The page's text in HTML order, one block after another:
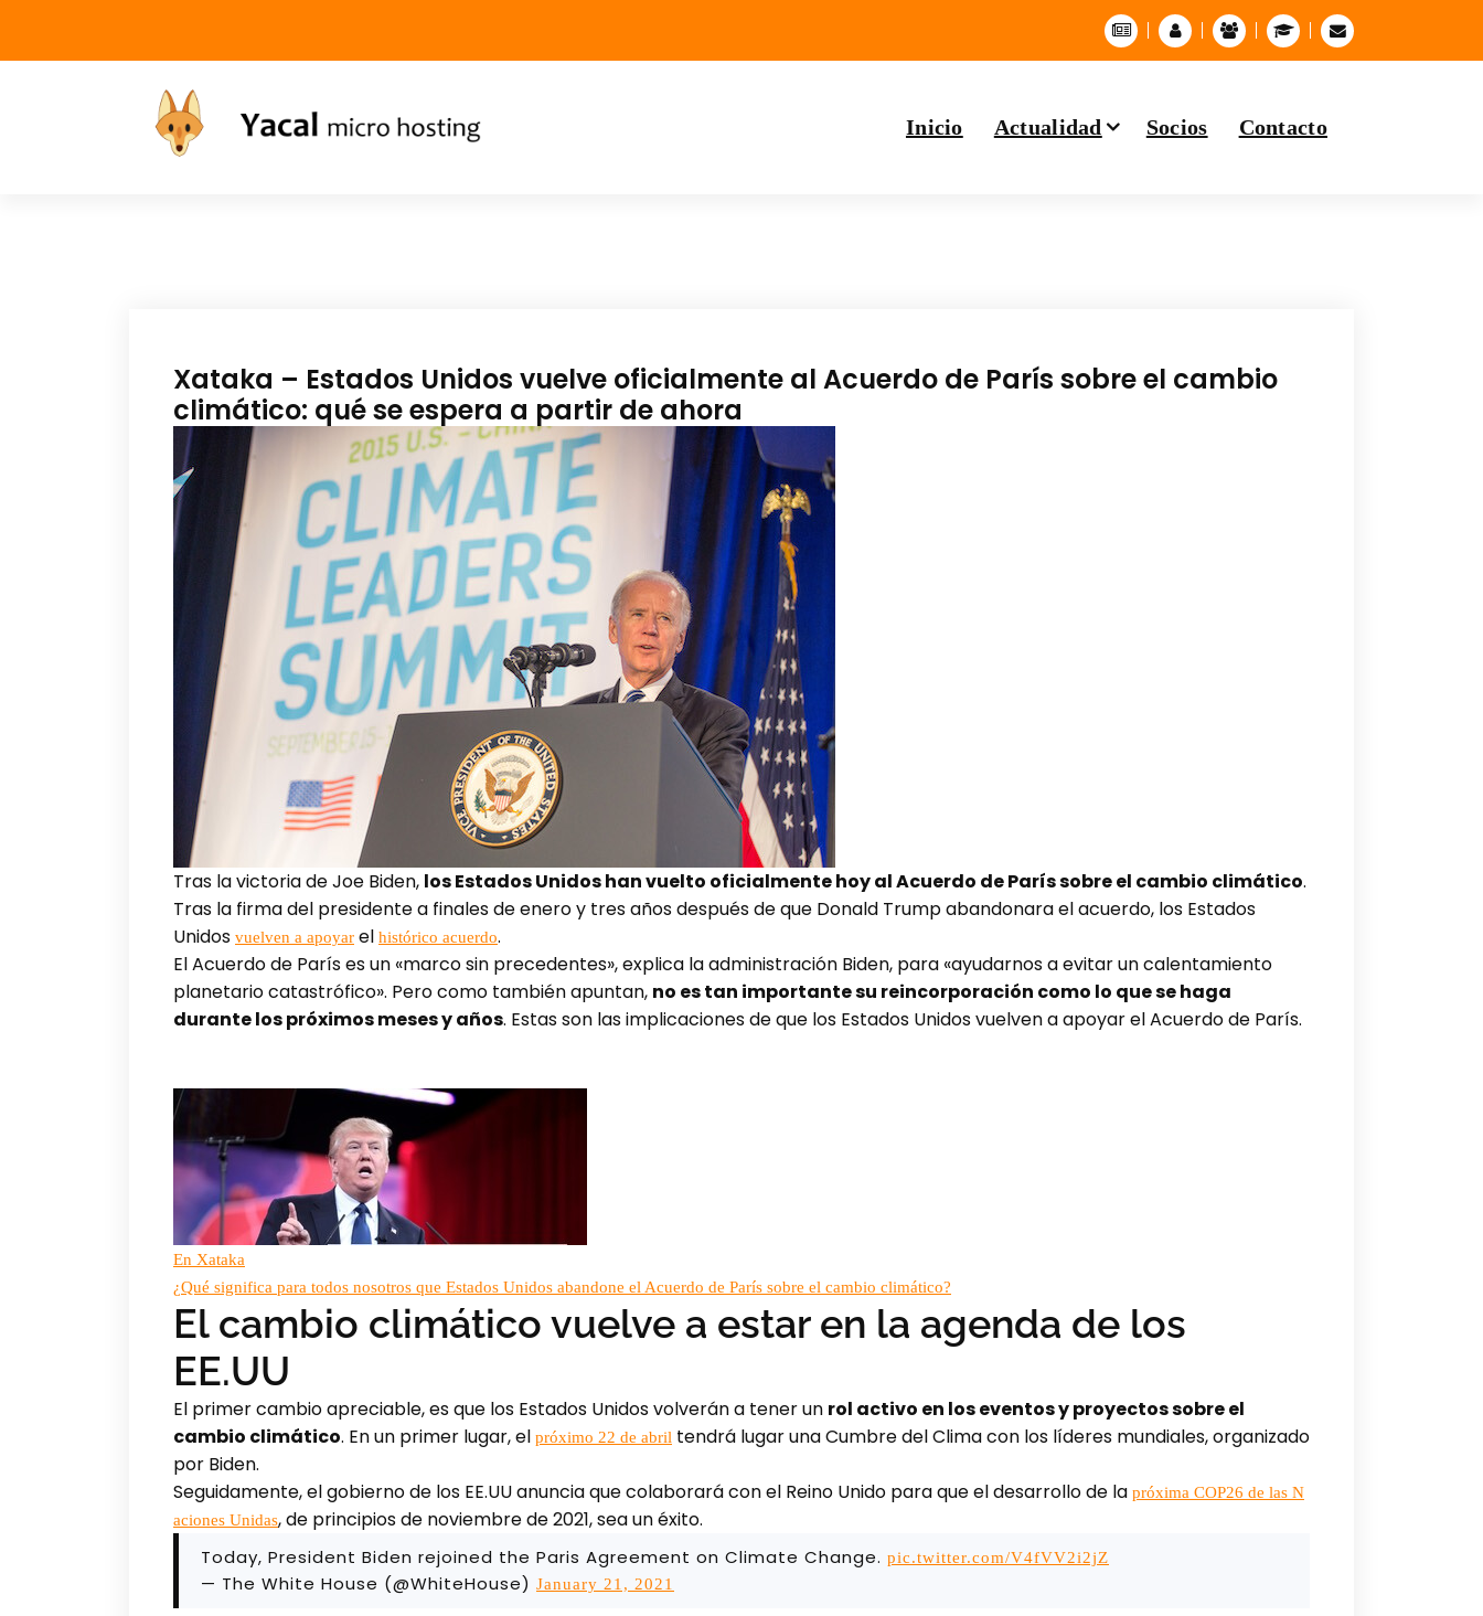
Inicio Actualidad Socios Contacto
Xataka – Estados Unidos vuelve oficialmente al Acuerdo de París sobre el cambio
climático: qué se espera a partir de ahora
Tras la victoria de Joe Biden, los Estados Unidos han vuelto oficialmente hoy al Acuerdo de París sobre el cambio climático.
Tras la firma del presidente a finales de enero y tres años después de que Donald Trump abandonara el acuerdo, los Estados
Unidos vuelven a apoyar el histórico acuerdo.
El Acuerdo de París es un «marco sin precedentes», explica la administración Biden, para «ayudarnos a evitar un calentamiento
planetario catastrófico». Pero como también apuntan, no es tan importante su reincorporación como lo que se haga
durante los próximos meses y años. Estas son las implicaciones de que los Estados Unidos vuelven a apoyar el Acuerdo de París.
En Xataka
¿Qué significa para todos nosotros que Estados Unidos abandone el Acuerdo de París sobre el cambio climático?
El cambio climático vuelve a estar en la agenda de los
EE.UU
El primer cambio apreciable, es que los Estados Unidos volverán a tener un rol activo en los eventos y proyectos sobre el
cambio climático. En un primer lugar, el próximo 22 de abril tendrá lugar una Cumbre del Clima con los líderes mundiales, organizado
por Biden.
Seguidamente, el gobierno de los EE.UU anuncia que colaborará con el Reino Unido para que el desarrollo de la próxima COP26 de las N
aciones Unidas, de principios de noviembre de 2021, sea un éxito.
Today, President Biden rejoined the Paris Agreement on Climate Change. pic.twitter.com/V4fVV2i2jZ
— The White House (@WhiteHouse) January 21, 2021